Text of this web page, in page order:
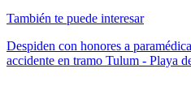
También te puede interesar
Despiden con honores a
accidente en tramo Tulum - Playa